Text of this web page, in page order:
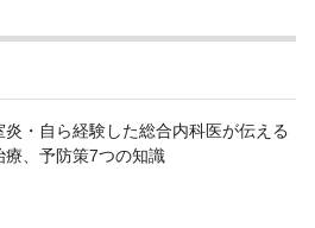
炎・自ら経験した総合内科医が伝える
療、予防策7つの知識